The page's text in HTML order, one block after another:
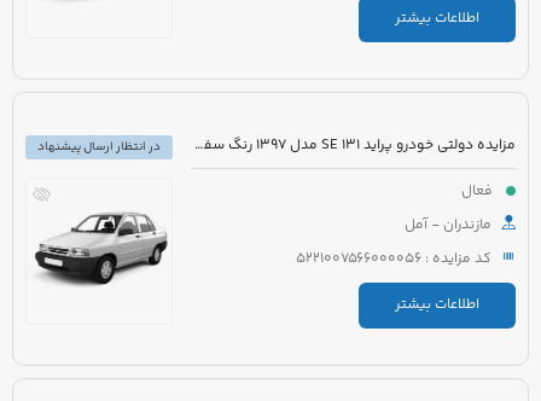
اطلاعات بیشتر
مزایده دولتی خودرو پراید 131 SE مدل 1397 رنگ سفید
فعال
مازندران - آمل
کد مزایده : 5221007566000056
اطلاعات بیشتر
در انتظار ارسال پیشنهاد